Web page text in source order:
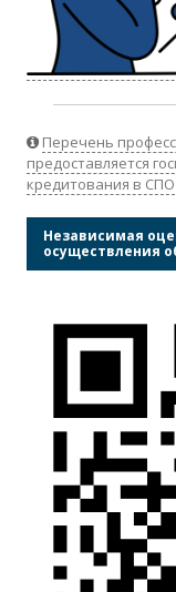
Перечень
предоставляется
кредитования в СПО
Независимая
осуществления